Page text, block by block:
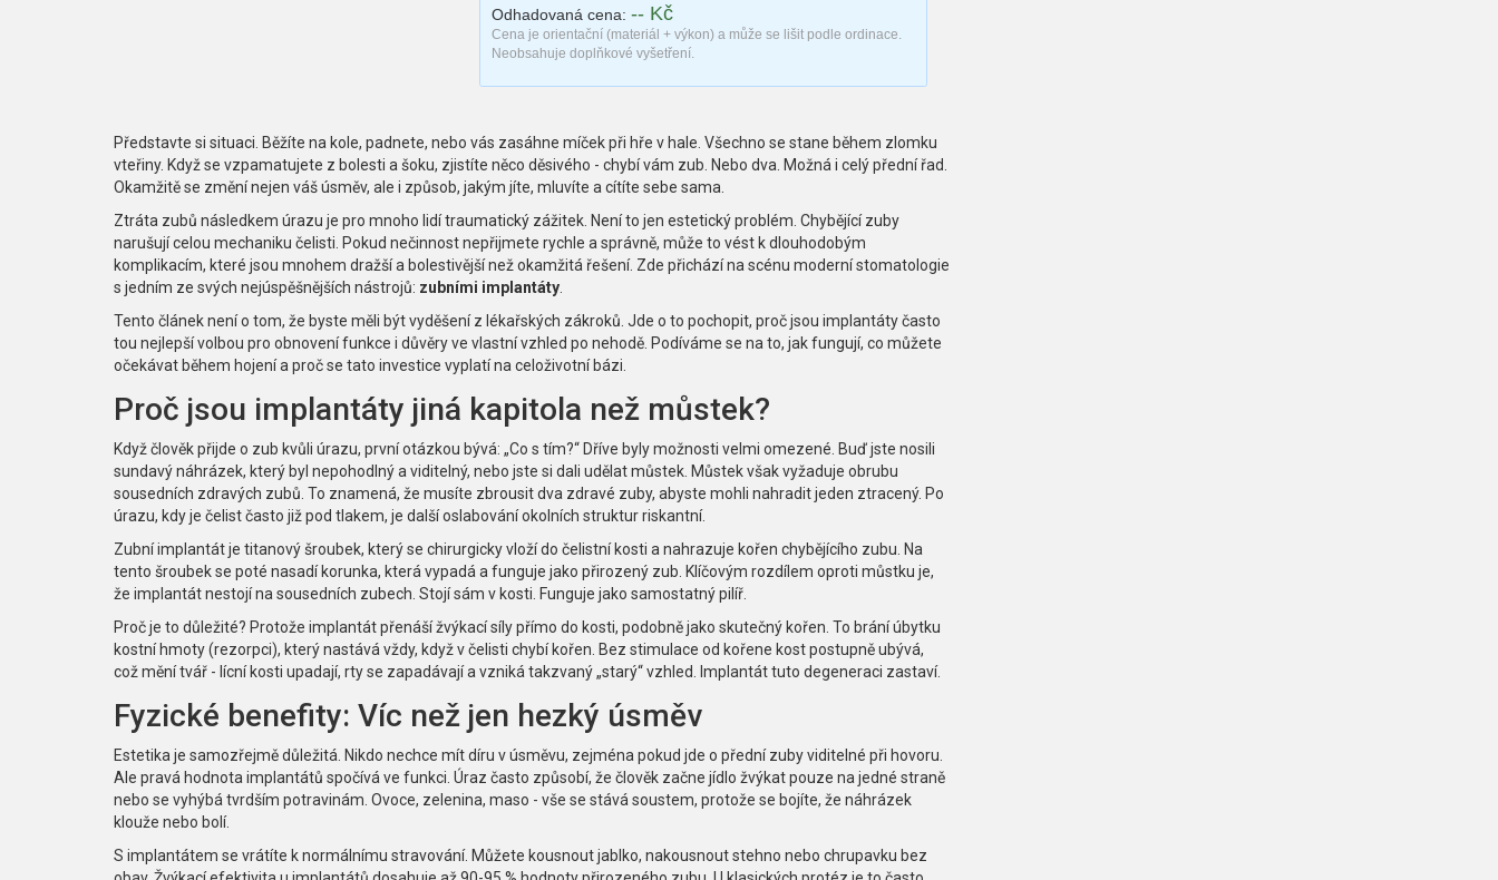
Odhadovaná cena: -- Kč
Cena je orientační (materiál + výkon) a může se lišit podle ordinace.
Neobsahuje doplňkové vyšetření.
Představte si situaci. Běžíte na kole, padnete, nebo vás zasáhne míček při hře v hale. Všechno se stane během zlomku
vteřiny. Když se vzpamatujete z bolesti a šoku, zjistíte něco děsivého - chybí vám zub. Nebo dva. Možná i celý přední řad.
Okamžitě se změní nejen váš úsměv, ale i způsob, jakým jíte, mluvíte a cítíte sebe sama.
Ztráta zubů následkem úrazu je pro mnoho lidí traumatický zážitek. Není to jen estetický problém. Chybějící zuby
narušují celou mechaniku čelisti. Pokud nečinnost nepřijmete rychle a správně, může to vést k dlouhodobým
komplikacím, které jsou mnohem dražší a bolestivější než okamžitá řešení. Zde přichází na scénu moderní stomatologie
s jedním ze svých nejúspěšnějších nástrojů: zubními implantáty
Tento článek není o tom, že byste měli být vyděšení z lékařských zákroků. Jde o to pochopit, proč jsou implantáty často
tou nejlepší volbou pro obnovení funkce i důvěry ve vlastní vzhled po nehodě. Podíváme se na to, jak fungují, co můžete
očekávat během hojení a proč se tato investice vyplatí na celoživotní bázi.
Proč jsou implantáty jiná kapitola než můstek?
Když člověk přijde o zub kvůli úrazu, první otázkou bývá: „Co s tím?“ Dříve byly možnosti velmi omezené. Buď jste nosili
sundavý náhrázek, který byl nepohodlný a viditelný, nebo jste si dali udělat můstek. Můstek však vyžaduje obrubu
sousedních zdravých zubů. To znamená, že musíte zbrousit dva zdravé zuby, abyste mohli nahradit jeden ztracený. Po
úrazu, kdy je čelist často již pod tlakem, je další oslabování okolních struktur riskantní.
Zubní implantátje titanový šroubek, který se chirurgicky vloží do čelistní kosti a nahrazuje kořen chybějícího zubu . Na
tento šroubek se poté nasadí korunka, která vypadá a funguje jako přirozený zub. Klíčovým rozdílem oproti můstku je,
že implantát nestojí na sousedních zubech. Stojí sám v kosti. Funguje jako samostatný pilíř.
Proč je to důležité? Protože implantát přenáší žvýkací síly přímo do kosti, podobně jako skutečný kořen. To brání úbytku
kostní hmoty (rezorpci), který nastává vždy, když v čelisti chybí kořen. Bez stimulace od kořene kost postupně ubývá,
což mění tvář - lícní kosti upadají, rty se zapadávají a vzniká takzvaný „starý“ vzhled. Implantát tuto degeneraci zastaví.
Fyzické benefity: Víc než jen hezký úsměv
Estetika je samozřejmě důležitá. Nikdo nechce mít díru v úsměvu, zejména pokud jde o přední zuby viditelné při hovoru.
Ale pravá hodnota implantátů spočívá ve funkci. Úraz často způsobí, že člověk začne jídlo žvýkat pouze na jedné straně
nebo se vyhýbá tvrdším potravinám. Ovoce, zelenina, maso - vše se stává soustem, protože se bojíte, že náhrázek
klouže nebo bolí.
S implantátem se vrátíte k normálnímu stravování. Můžete kousnout jablko, nakousnout stehno nebo chrupavku bez